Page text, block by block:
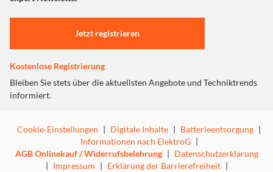
Einstellungen anpassen
Jetzt registrieren
Kostenlose Registrierung
Bleiben Sie stets über die aktuellsten Angebote und Techniktrends
informiert.
Cookie-Einstellungen | Digitale Inhalte | Batterieentsorgung |
Informationen nach ElektroG |
AGB Onlinekauf / Widerrufsbelehrung | Datenschutzerklärung
| Impressum | Erklärung der Barrierefreiheit |